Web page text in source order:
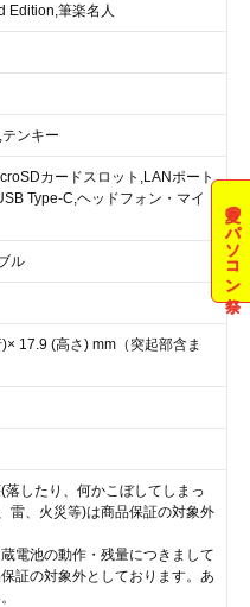
Edition,筆楽名人
ンキー
カードスロット,LANポート
Type-C,ヘッドフォン・マイ
ル
17.9 (高さ) mm（突起部含ま
したり、何かこぼしてしまっ
雷、火災等)は商品保証の対象外
電池の動作・残量につきまして
証の対象外としております。あ
夏のパソコン祭